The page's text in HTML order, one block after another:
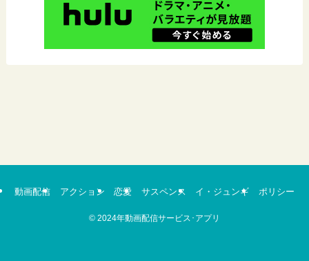
動画配信 アクション 恋愛 サスペンス イ・ジュンギ ポリシー
© 2024年動画配信サービス･アプリ